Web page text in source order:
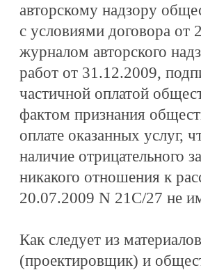
авторскому надзору
с условиями договора от
журналом авторского
работ от 31.12.2009,
частичной оплатой
фактом признания
оплате оказанных услуг,
наличие отрицательного
никакого отношения к
20.07.2009 N 21С/27 не
Как следует из
(проектировщик) и